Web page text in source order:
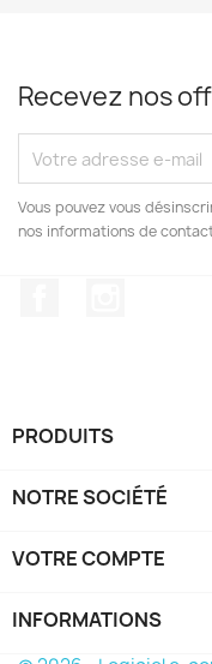
Recevez nos
Vous pouvez vous
nos informations de
PRODUITS
NOTRE SOCIÉTÉ
VOTRE COMPTE
INFORMATIONS